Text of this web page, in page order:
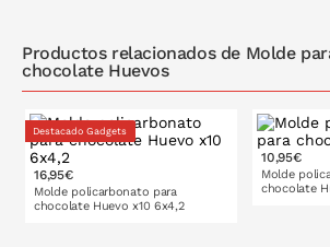
Productos relacionados de Molde
chocolate Huevos
Destacado Gadgets
16,95€
Molde policarbonato para
chocolate Huevo x10 6x4,2
10,95€
Molde
chocolate